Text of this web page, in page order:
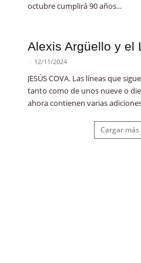
octubre cumplirá 90 años...
Alexis Argüello y el
- 12/11/2024
JESÚS COVA. Las líneas que
tanto como de unos nueve o
ahora contienen varias
Cargar más